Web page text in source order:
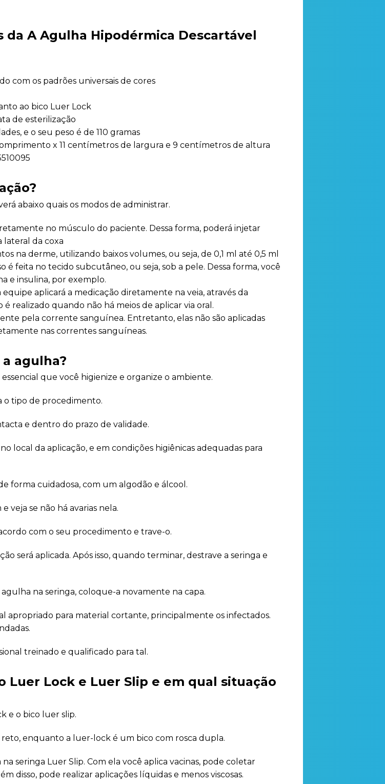
da A Agulha Hipodérmica Descartável
com os padrões universais de cores
ao bico Luer Lock
de esterilização
e o seu peso é de 110 gramas
x 11 centímetros de largura e 9 centímetros de altura
abaixo quais os modos de administrar.
no músculo do paciente. Dessa forma, poderá injetar
lateral da coxa
na derme, utilizando baixos volumes, ou seja, de 0,1 ml até 0,5 ml
é feita no tecido subcutâneo, ou seja, sob a pele. Dessa forma, você
e insulina, por exemplo.
equipe aplicará a medicação diretamente na veia, através da
realizado quando não há meios de aplicar via oral.
pela corrente sanguínea. Entretanto, elas não são aplicadas
nas correntes sanguíneas.
agulha?
que você higienize e organize o ambiente.
o tipo de procedimento.
e dentro do prazo de validade.
local da aplicação, e em condições higiênicas adequadas para
forma cuidadosa, com um algodão e álcool.
veja se não há avarias nela.
com o seu procedimento e trave-o.
será aplicada. Após isso, quando terminar, destrave a seringa e
na seringa, coloque-a novamente na capa.
apropriado para material cortante, principalmente os infectados.
treinado e qualificado para tal.
Luer Lock e Luer Slip e em qual situação
e o bico luer slip.
enquanto a luer-lock é um bico com rosca dupla.
seringa Luer Slip. Com ela você aplica vacinas, pode coletar
disso, pode realizar aplicações líquidas e menos viscosas.